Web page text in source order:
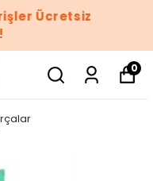
Ücretsiz
0